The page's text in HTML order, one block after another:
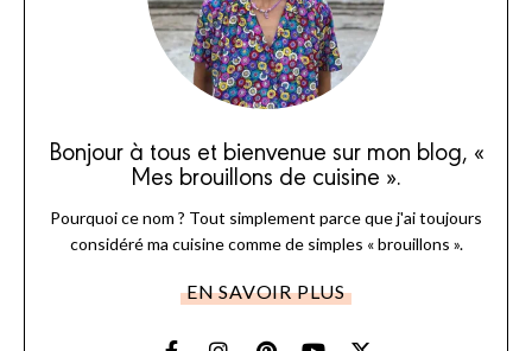
Bonjour à tous et bienvenue sur mon blog, «
Mes brouillons de cuisine ».
Pourquoi ce nom ? Tout simplement parce que j'ai toujours
considéré ma cuisine comme de simples « brouillons ».
EN SAVOIR PLUS